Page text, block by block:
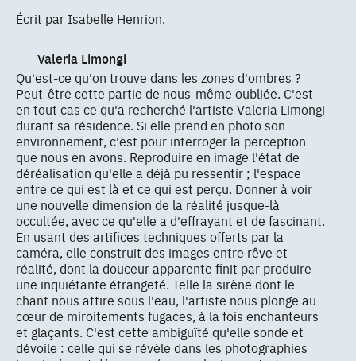
Écrit par Isabelle Henrion.
Valeria Limongi
Qu'est-ce qu'on trouve dans les zones d'ombres ?
Peut-être cette partie de nous-même oubliée. C'est
en tout cas ce qu'a recherché l'artiste Valeria Limongi
durant sa résidence. Si elle prend en photo son
environnement, c'est pour interroger la perception
que nous en avons. Reproduire en image l'état de
déréalisation qu'elle a déjà pu ressentir ; l'espace
entre ce qui est là et ce qui est perçu. Donner à voir
une nouvelle dimension de la réalité jusque-là
occultée, avec ce qu'elle a d'effrayant et de fascinant.
En usant des artifices techniques offerts par la
caméra, elle construit des images entre rêve et
réalité, dont la douceur apparente finit par produire
une inquiétante étrangeté. Telle la sirène dont le
chant nous attire sous l'eau, l'artiste nous plonge au
cœur de miroitements fugaces, à la fois enchanteurs
et glaçants. C'est cette ambiguïté qu'elle sonde et
dévoile : celle qui se révèle dans les photographies